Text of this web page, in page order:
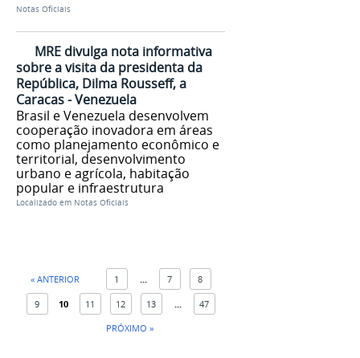
Notas Oficiais
MRE divulga nota informativa
sobre a visita da presidenta da
República, Dilma Rousseff, a
Caracas - Venezuela
Brasil e Venezuela desenvolvem
cooperação inovadora em áreas
como planejamento econômico e
territorial, desenvolvimento
urbano e agrícola, habitação
popular e infraestrutura
Localizado em Notas Oficiais
« ANTERIOR 1 ... 7 8
9 10 11 12 13 ...
47
PRÓXIMO »